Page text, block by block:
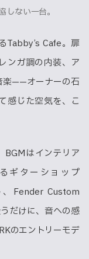
ない一台。
Tabby’s Cafe。扉
ンガ調の内装、ア
楽——オーナーの石
感じた空気を、こ
BGMはインテリア
ギターショップ
Fender Custom
だけに、音への感
のエントリーモデ